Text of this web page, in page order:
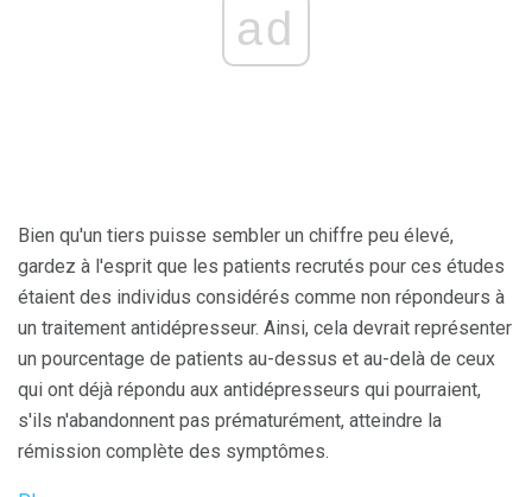
ad
Bien qu'un tiers puisse sembler un chiffre peu élevé,
gardez à l'esprit que les patients recrutés pour ces études
étaient des individus considérés comme non répondeurs à
un traitement antidépresseur. Ainsi, cela devrait représenter
un pourcentage de patients au-dessus et au-delà de ceux
qui ont déjà répondu aux antidépresseurs qui pourraient,
s'ils n'abandonnent pas prématurément, atteindre la
rémission complète des symptômes.